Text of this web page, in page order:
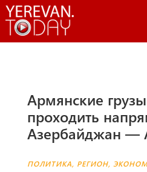
Армянские
проходить
Азербайджан —
ПОЛИТИКА, РЕГИОН,